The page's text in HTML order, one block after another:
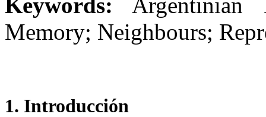
Keywords: Argentinian
Memory; Neighbours;
1. Introducción